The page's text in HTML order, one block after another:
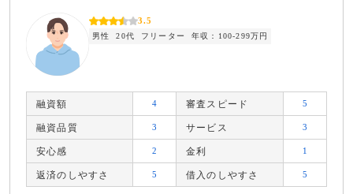
3.5
男性 20代 フリーター 年収：100-299万円
融資額 4 審査スピード 5
融資品質 3 サービス 3
安心感 2 金利 1
返済のしやすさ 5 借入のしやすさ 5